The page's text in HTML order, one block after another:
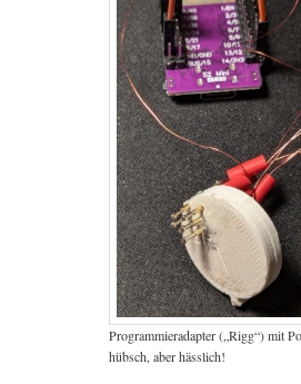
Programmieradapter („Rigg“) mit
hübsch, aber hässlich!